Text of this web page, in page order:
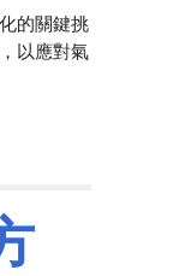
的關鍵挑
以應對氣